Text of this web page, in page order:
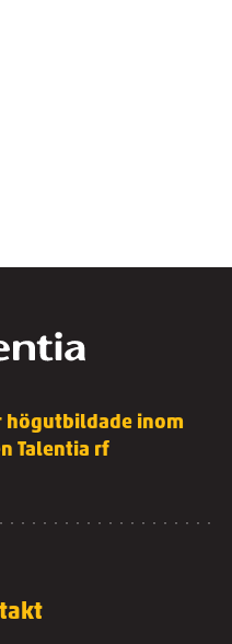
högutbildade inom
Talentia rf